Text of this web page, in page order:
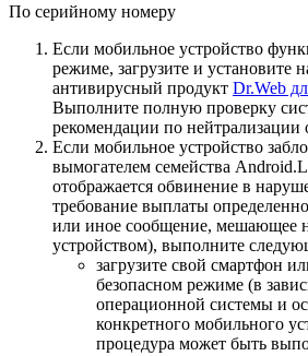
По серийному номеру
Если мобильное устройство
режиме, загрузите и установите
антивирусный продукт Dr.Web
Выполните полную проверку
рекомендации по нейтрализации
Если мобильное устройство
вымогателем семейства
отображается обвинение в
требование выплаты
или иное сообщение, мешающее
устройством), выполните
загрузите свой смартфон
безопасном режиме (в
операционной системы и
конкретного мобильного
процедура может быть